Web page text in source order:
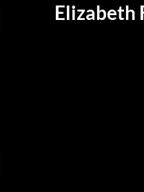
Elizabeth